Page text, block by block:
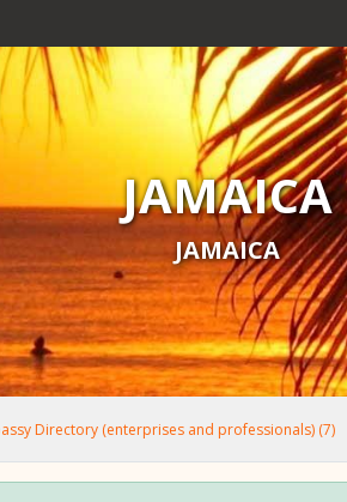
JAMAICA
JAMAICA
Directory (enterprises and professionals) (7)